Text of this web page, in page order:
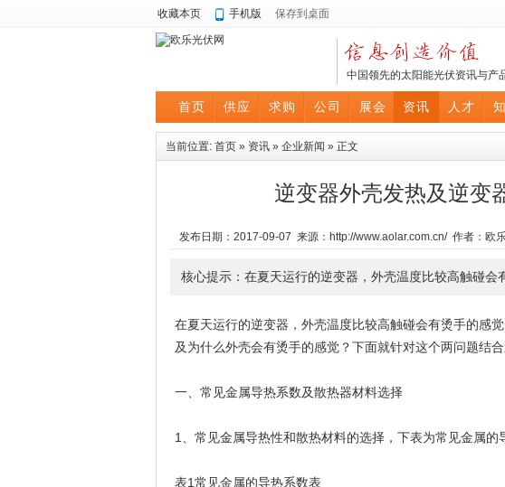
收藏本页 手机版 保存到桌面
中国领先的太阳能光伏资讯与产
首页 供应 求购 公司 展会 资讯 人才
当前位置: 首页 » 资讯 » 企业新闻 » 正文
逆变器外壳发热及逆变
发布日期：2017-09-07 来源：http://www.aolar.com.cn/ 作者：欧
核心提示：在夏天运行的逆变器，外壳温度比较高触碰会
在夏天运行的逆变器，外壳温度比较高触碰会有烫手的感
及为什么外壳会有烫手的感觉？下面就针对这个两问题结
一、常见金属导热系数及散热器材料选择
1、常见金属导热性和散热材料的选择，下表为常见金属的
表1常见金属的导热系数表